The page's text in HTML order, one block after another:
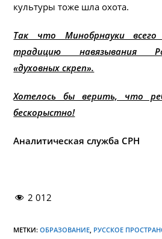
культуры тоже шла охота.
Так что Минобрнауки
традицию навязывания
«духовных скреп».
Хотелось бы верить, что
бескорыстно!
Аналитическая служба СРН
2 012
МЕТКИ:ОБРАЗОВАНИЕ, РУССКОЕ